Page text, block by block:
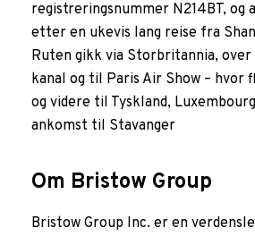
registreringsnummer N214BT, og
etter en ukevis lang reise fra
Ruten gikk via Storbritannia, over
kanal og til Paris Air Show – hvor
og videre til Tyskland,
ankomst til Stavanger
Om Bristow Group
Bristow Group Inc. er en